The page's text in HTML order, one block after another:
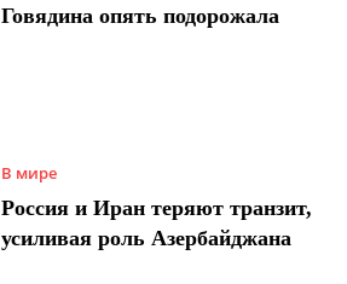
Говядина опять подорожала
В мире
Россия и Иран теряют транзит,
усиливая роль Азербайджана